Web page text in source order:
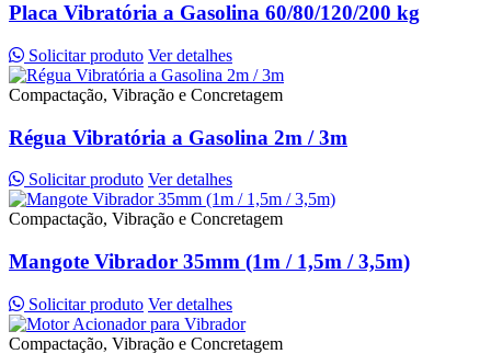
Placa Vibratória a Gasolina 60/80/120/200 kg
Solicitar produto Ver detalhes
Compactação, Vibração e Concretagem
Régua Vibratória a Gasolina 2m / 3m
Solicitar produto Ver detalhes
Compactação, Vibração e Concretagem
Mangote Vibrador 35mm (1m / 1,5m / 3,5m)
Solicitar produto Ver detalhes
Compactação, Vibração e Concretagem